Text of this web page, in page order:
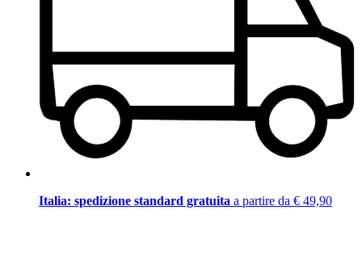
Italia: spedizione standard gratuita a partire da € 49,90